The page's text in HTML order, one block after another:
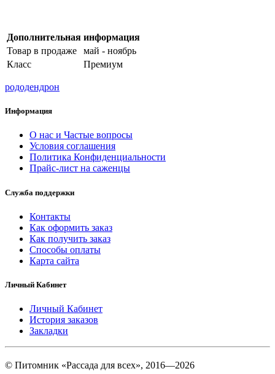
Дополнительная информация
Товар в продаже
май - ноябрь
Класс
Премиум
рододендрон
Информация
О нас и Частые вопросы
Условия соглашения
Политика Конфиденциальности
Прайс-лист на саженцы
Служба поддержки
Контакты
Как оформить заказ
Как получить заказ
Способы оплаты
Карта сайта
Личный Кабинет
Личный Кабинет
История заказов
Закладки
© Питомник «Рассада для всех», 2016—2026